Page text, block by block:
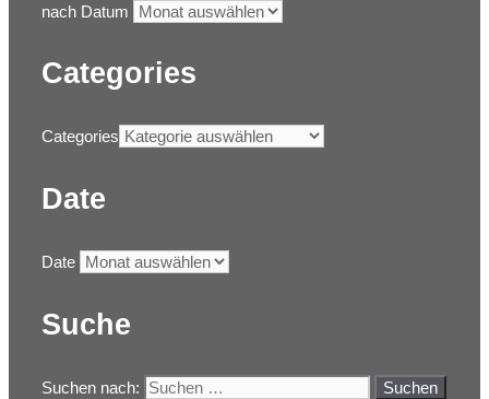
nach Datum
Categories
Categories
Date
Date
Suche
Suchen nach: